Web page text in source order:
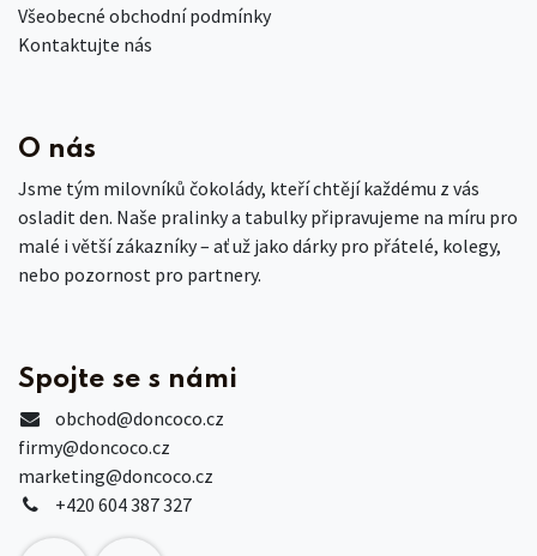
Všeobecné obchodní podmínky
Kontaktujte nás
O nás
Jsme tým milovníků čokolády, kteří chtějí každému z vás
osladit den. Naše pralinky a tabulky připravujeme na míru pro
malé i větší zákazníky – ať už jako dárky pro přátelé, kolegy,
nebo pozornost pro partnery.
Spojte se s námi
obchod@doncoco.cz
firmy@doncoco.cz
marketing@doncoco.cz
+420 604 387 327